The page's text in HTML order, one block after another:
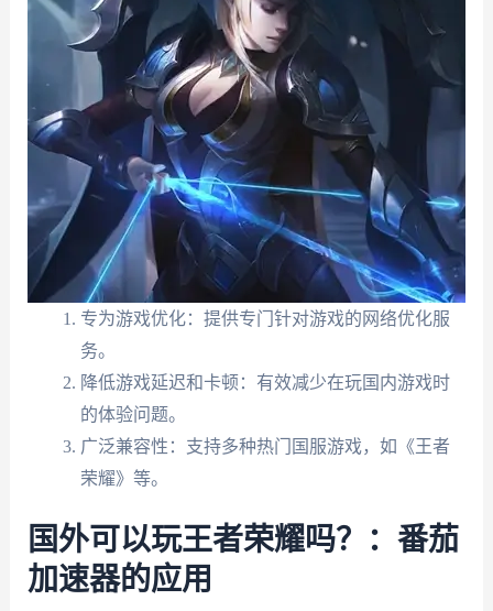
专为游戏优化：提供专门针对游戏的网络优化服
务。
降低游戏延迟和卡顿：有效减少在玩国内游戏时
的体验问题。
广泛兼容性：支持多种热门国服游戏，如《王者
荣耀》等。
国外可以玩王者荣耀吗？：番茄
加速器的应用